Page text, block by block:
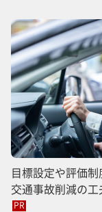
目標設定や評価
交通事故削減の
PR